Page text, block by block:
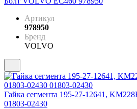
Артикул
978950
Бренд
VOLVO
Гайка сегмента 195-27-12641,
01803-02430